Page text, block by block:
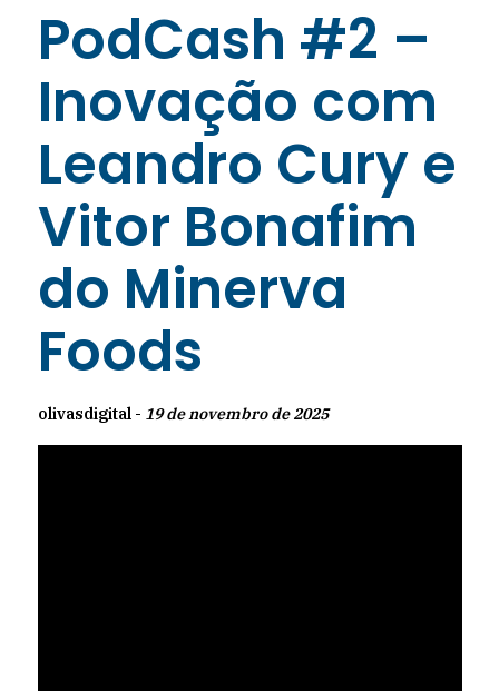
PodCash #2 –
Inovação com
Leandro Cury e
Vitor Bonafim
do Minerva
Foods
olivasdigital - 19 de novembro de 2025